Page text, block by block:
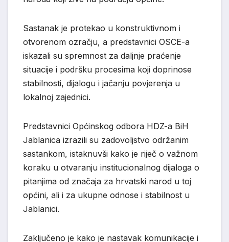
Sastanak je protekao u konstruktivnom i
otvorenom ozračju, a predstavnici OSCE-a
iskazali su spremnost za daljnje praćenje
situacije i podršku procesima koji doprinose
stabilnosti, dijalogu i jačanju povjerenja u
lokalnoj zajednici.
Predstavnici Općinskog odbora HDZ-a BiH
Jablanica izrazili su zadovoljstvo održanim
sastankom, istaknuvši kako je riječ o važnom
koraku u otvaranju institucionalnog dijaloga o
pitanjima od značaja za hrvatski narod u toj
općini, ali i za ukupne odnose i stabilnost u
Jablanici.
Zaključeno je kako je nastavak komunikacije i